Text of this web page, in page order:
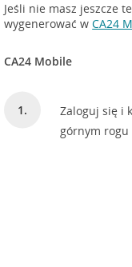
Jeśli nie masz jeszcze
wygenerować wCA24
CA24 Mobile
Zaloguj się i
górnym rogu